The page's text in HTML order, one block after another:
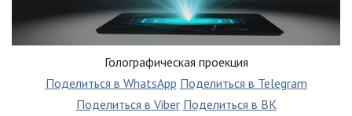
Голографическая проекция
Поделиться в WhatsApp Поделиться в Telegram
Поделиться в Viber Поделиться в ВК